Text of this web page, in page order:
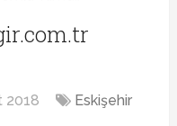
2018 Eskişehir